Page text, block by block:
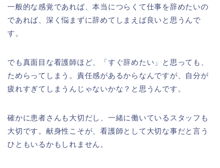
一般的な感覚であれば、本当につらくて仕事を辞めたいの
であれば、深く悩まずに辞めてしまえば良いと思うんで
す。
でも真面目な看護師ほど、「すぐ辞めたい」と思っても、
ためらってしまう。責任感があるからなんですが、自分が
疲れすぎてしまうんじゃないかな？と思うんです。
確かに患者さんも大切だし、一緒に働いているスタッフも
大切です。献身性こそが、看護師として大切な事だと言う
ひともいるかもしれません。